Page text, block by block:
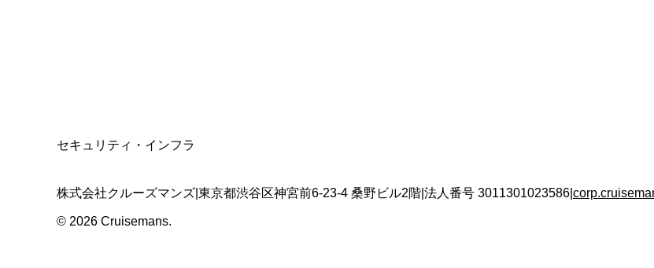
セキュリティ・インフラ
株式会社クルーズマンズ 東京都渋谷区神宮前6-23-4 桑野ビル2階 法人番号 3011301023586
© 2026 Cruisemans.